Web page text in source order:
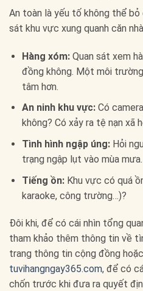
An toàn là yếu tố không thể bỏ
sát khu vực xung quanh căn
Hàng xóm:Quan sát xem
đồng không. Một môi
tâm hơn.
An ninh khu vực:Có
không? Có xảy ra tệ nạn xã
Tình hình ngập úng:Hỏi
trạng ngập lụt vào mùa mưa.
Tiếng ồn:Khu vực có quá
karaoke, công trường…)?
Đôi khi, để có cái nhìn tổng
tham khảo thêm thông tin về
trang thông tin cộng đồng
tuvihangngay365.com, để có
chốn trước khi đưa ra quyết